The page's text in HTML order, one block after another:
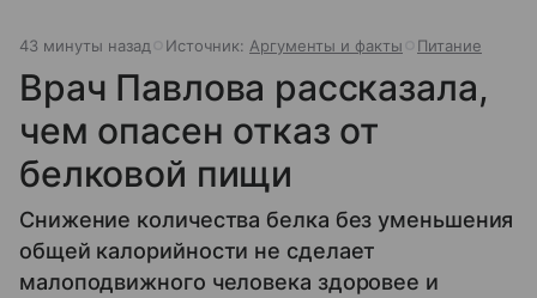
43 минуты назад Источник: Аргументы и факты Питание
Врач Павлова рассказала,
чем опасен отказ от
белковой пищи
Снижение количества белка без уменьшения
общей калорийности не сделает
малоподвижного человека здоровее и